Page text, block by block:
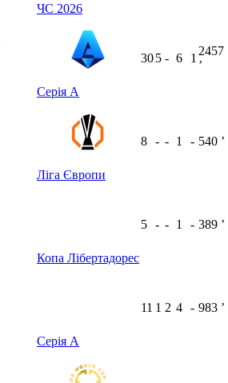
ЧС 2026
Серія А
305 - 6 1
2457
ʼ
Ліга Європи
8 - - 1 - 540 ʼ
Копа Лібертадорес
5 - - 1 - 389 ʼ
Серія А
11 1 2 4 - 983 ʼ